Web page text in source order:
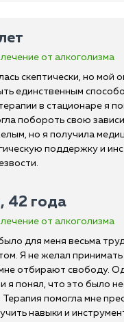
от алкоголизма
скептически, но мой
единственным
в стационаре я
побороть свою
но я получила
поддержку и
42 года
от алкоголизма
для меня весьма
Я не желал
отбирают свободу.
я понял, что это было
помогла мне
навыки и